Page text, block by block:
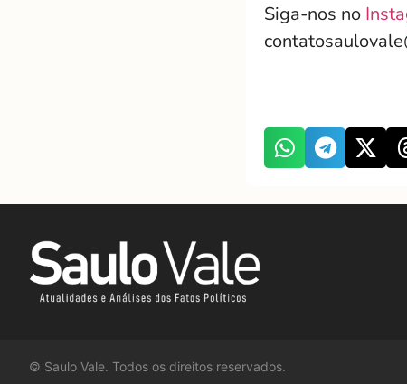
Siga-nos no
© Saulo Vale. Todos os direitos reservados.